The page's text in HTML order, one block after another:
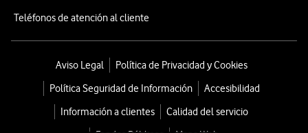
Teléfonos de atención al cliente
Aviso Legal
Política de Privacidad y Cookies
Política Seguridad de Información
Accesibilidad
Información a clientes
Calidad del servicio